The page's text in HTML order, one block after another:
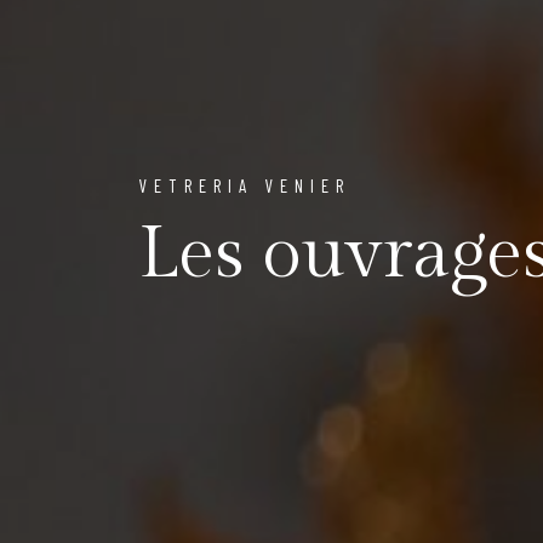
VETRERIA VENIER
Les